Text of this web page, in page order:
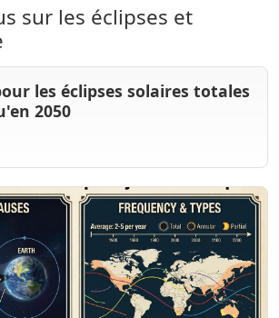
sur les éclipses et
les éclipses solaires totales
2050